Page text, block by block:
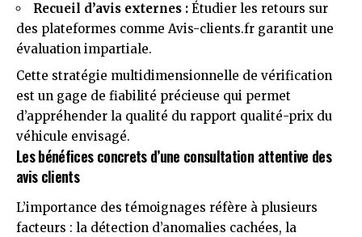
Recueil d’avis externes : Étudier les retours sur
des plateformes comme Avis-clients.fr garantit une
évaluation impartiale.
Cette stratégie multidimensionnelle de vérification
est un gage de fiabilité précieuse qui permet
d’appréhender la qualité du rapport qualité-prix du
véhicule envisagé.
Les bénéfices concrets d’une consultation attentive des
avis clients
L’importance des témoignages réfère à plusieurs
facteurs : la détection d’anomalies cachées, la